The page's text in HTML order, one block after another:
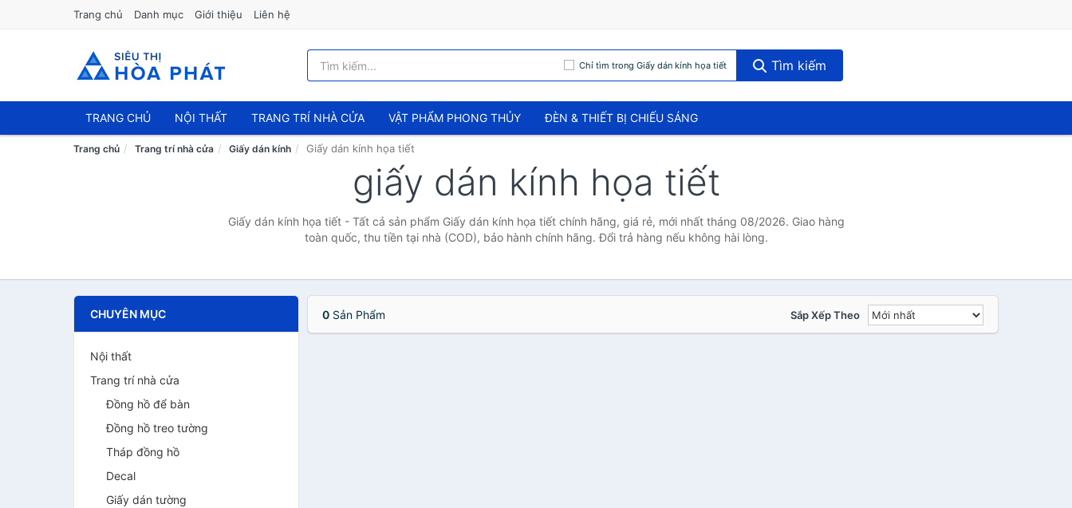
Trang chủ Danh mục Giới thiệu Liên hệ
Chỉ tìm trong Giấy dán kính họa tiết Tìm kiếm
TRANG CHỦ NỘI THẤT TRANG TRÍ NHÀ CỬA VẬT PHẨM PHONG THỦY ĐÈN & THIẾT BỊ CHIẾU SÁNG
Trang chủ Trang trí nhà cửa Giấy dán kính Giấy dán kính họa tiết
giấy dán kính họa tiết
Giấy dán kính họa tiết - Tất cả sản phẩm Giấy dán kính họa tiết chính hãng, giá rẻ, mới nhất tháng 08/2026. Giao hàng
toàn quốc, thu tiền tại nhà (COD), bảo hành chính hãng. Đổi trả hàng nếu không hài lòng.
CHUYÊN MỤC
Nội thất
Trang trí nhà cửa
Đồng hồ để bàn
Đồng hồ treo tường
Tháp đồng hồ
Decal
Giấy dán tường
0Sản Phẩm Sắp Xếp Theo